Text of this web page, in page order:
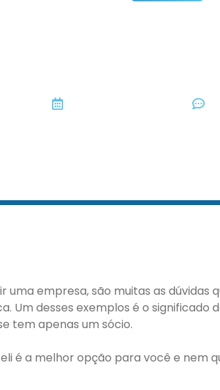
uma empresa, são muitas as
Um desses exemplos é o
tem apenas um sócio.
é a melhor opção para você e nem